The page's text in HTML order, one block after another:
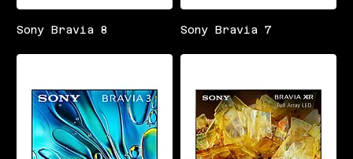
Sony Bravia 8 Sony Bravia 7